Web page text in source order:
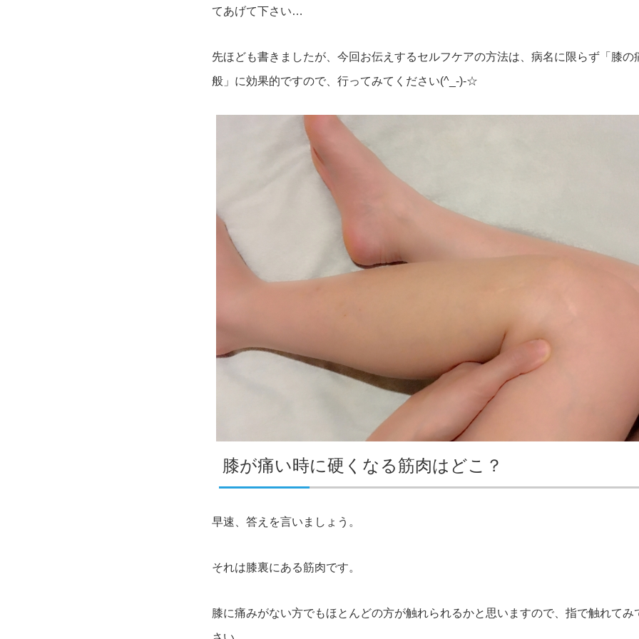
てあげて下さい…
先ほども書きましたが、今回お伝えするセルフケアの方法は、病名に限らず「膝の
般」に効果的ですので、行ってみてください(^_-)-☆
膝が痛い時に硬くなる筋肉はどこ？
早速、答えを言いましょう。
それは膝裏にある筋肉です。
膝に痛みがない方でもほとんどの方が触れられるかと思いますので、指で触れてみ